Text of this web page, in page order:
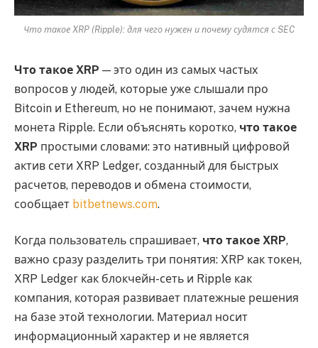
Что такое XRP (Ripple): для чего нужен и почему судятся с SEC
Что такое XRP — это один из самых частых
вопросов у людей, которые уже слышали про
Bitcoin и Ethereum, но не понимают, зачем нужна
монета Ripple. Если объяснять коротко, что такое
XRP простыми словами: это нативный цифровой
актив сети XRP Ledger, созданный для быстрых
расчетов, переводов и обмена стоимости,
сообщает bitbetnews.com.
Когда пользователь спрашивает, что такое XRP,
важно сразу разделить три понятия: XRP как токен,
XRP Ledger как блокчейн-сеть и Ripple как
компания, которая развивает платежные решения
на базе этой технологии. Материал носит
информационный характер и не является